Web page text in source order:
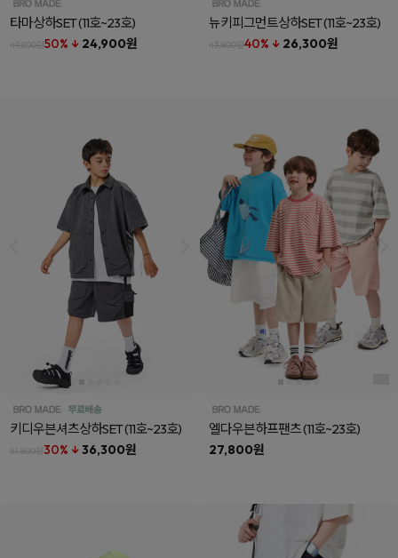
타마상하SET(11호~23호)
49,800원50% ↓ 24,900원
뉴키피그먼트상하SET(11호~23호)
43,800원40% ↓ 26,300원
키디우븐셔츠상하SET(11호~23호)
51,800원30% ↓ 36,300원
엘다우븐하프팬츠(11호~23호)
27,800원